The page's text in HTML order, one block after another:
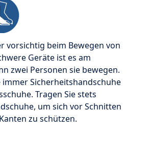
vorsichtig beim Bewegen von
Geräte ist es am
zwei Personen sie bewegen.
immer Sicherheitshandschuhe
Tragen Sie stets
um sich vor Schnitten
zu schützen.